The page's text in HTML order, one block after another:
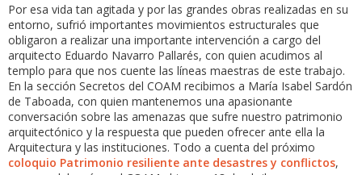
Por esa vida tan agitada y por las grandes obras realizadas en su
entorno, sufrió importantes movimientos estructurales que
obligaron a realizar una importante intervención a cargo del
arquitecto Eduardo Navarro Pallarés, con quien acudimos al
templo para que nos cuente las líneas maestras de este trabajo.
En la sección Secretos del COAM recibimos a María Isabel Sardón
de Taboada, con quien mantenemos una apasionante
conversación sobre las amenazas que sufre nuestro patrimonio
arquitectónico y la respuesta que pueden ofrecer ante ella la
Arquitectura y las instituciones. Todo a cuenta del próximo
coloquio Patrimonio resiliente ante desastres y conflictos,